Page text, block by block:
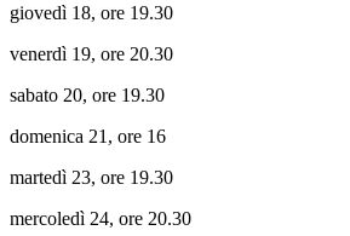
giovedì 18, ore 19.30
venerdì 19, ore 20.30
sabato 20, ore 19.30
domenica 21, ore 16
martedì 23, ore 19.30
mercoledì 24, ore 20.30